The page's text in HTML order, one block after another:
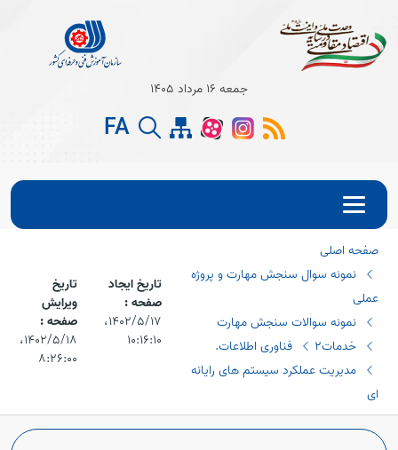
Open
Open
جمعه 16 مرداد 1405
FA
صفحه اصلی
نمونه سوال سنجش مهارت و پروژه
عملی
نمونه سوالات سنجش مهارت
خدمات2
فناوری اطلاعات.
مدیریت عملکرد سیستم های رایانه
ای
تاریخ ایجاد
صفحه :
۱۴۰۲/۵/۱۷،‏
۱۰:۱۶:۱۰
تاریخ
ویرایش
صفحه :
۱۴۰۲/۵/۱۸،‏
۸:۲۶:۰۰